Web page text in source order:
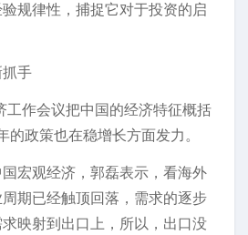
规律性，捕捉它对于投资的启
手
工作会议把中国的经济特征概括
政策也在稳增长方面发力。
宏观经济，郭磊表示，看海外
期已经触顶回落，需求的逐步
映射到出口上，所以，出口没